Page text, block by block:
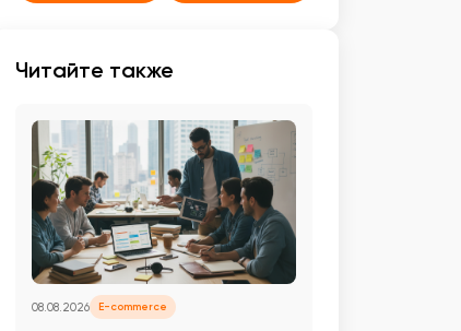
Читайте также
08.08.2026 E-commerce